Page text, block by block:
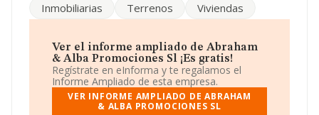
Sociedad Limitada. Su actividad CNAE es 'Gestión y
administración de la propiedad inmobiliaria' con código
exteriores.
Es posible ponerse en contacto con la empresa a través
del teléfono 971724134.
La sociedad española Abraham & Alba Promociones
Inmobiliarias Terrenos Viviendas
Ver el informe ampliado de Abraham
& Alba Promociones Sl ¡Es gratis!
Regístrate en eInforma y te regalamos el
Informe Ampliado de esta empresa.
VER INFORME AMPLIADO DE ABRAHAM
& ALBA PROMOCIONES SL